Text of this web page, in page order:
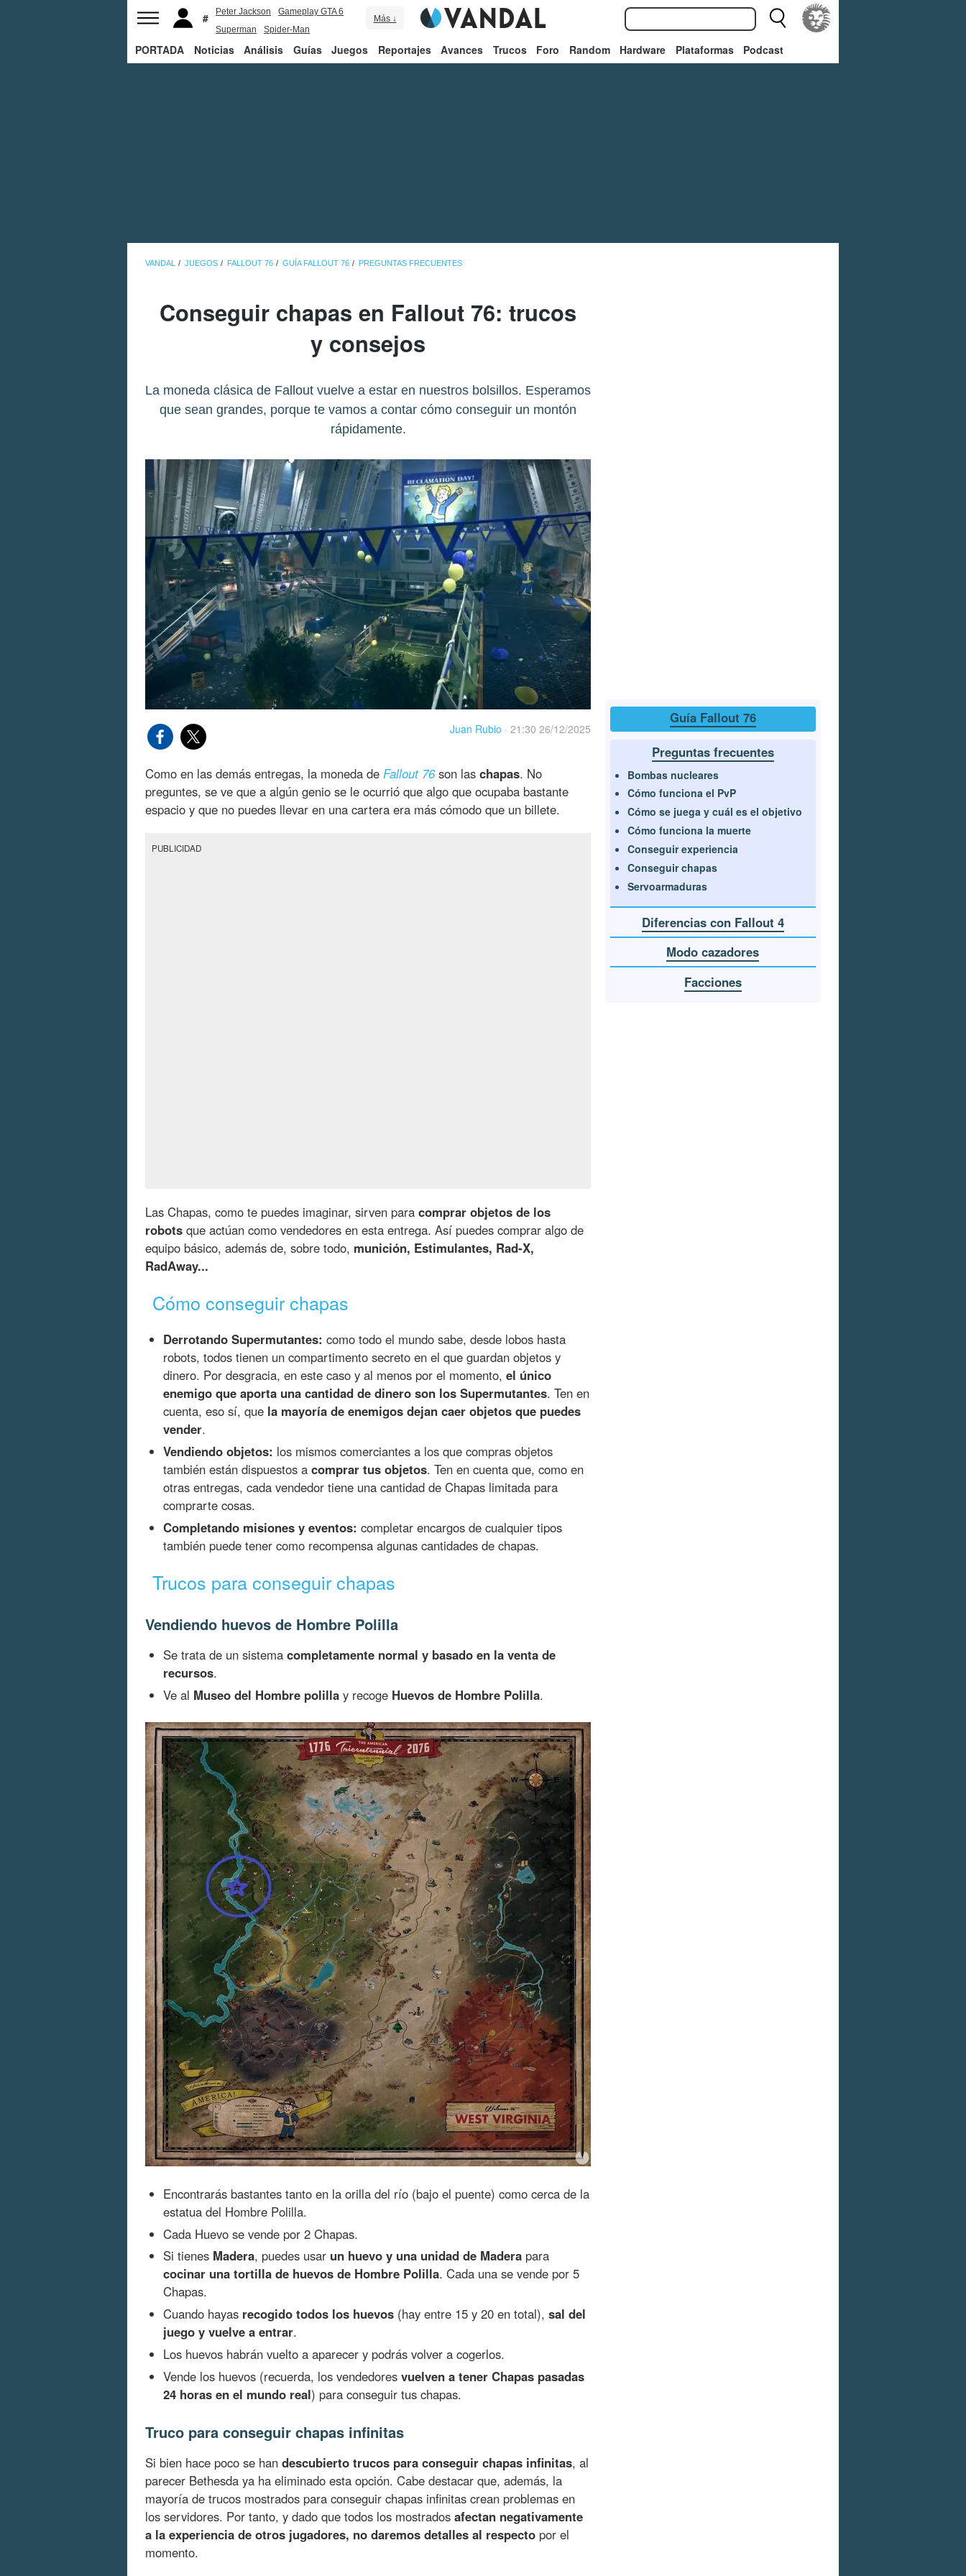
Peter Jackson
Gameplay GTA 6
Superman
Spider-Man
Más ↓
PORTADA Noticias Análisis Guías Juegos Reportajes Avances Trucos Foro Random Hardware Plataformas Podcast
VANDAL JUEGOS FALLOUT 76 GUÍA FALLOUT 76 PREGUNTAS FRECUENTES
Conseguir chapas en Fallout 76: trucos
y consejos
La moneda clásica de Fallout vuelve a estar en nuestros bolsillos. Esperamos
que sean grandes, porque te vamos a contar cómo conseguir un montón
rápidamente.
Juan Rubio · 21:30 26/12/2025
Como en las demás entregas, la moneda de Fallout 76son las chapas. No
preguntes, se ve que a algún genio se le ocurrió que algo que ocupaba bastante
espacio y que no puedes llevar en una cartera era más cómodo que un billete.
PUBLICIDAD
Las Chapas, como te puedes imaginar, sirven para comprar objetos de los
robots que actúan como vendedores en esta entrega. Así puedes comprar algo de
equipo básico, además de, sobre todo, munición, Estimulantes, Rad-X,
RadAway...
Cómo conseguir chapas
Derrotando Supermutantes: como todo el mundo sabe, desde lobos hasta
robots, todos tienen un compartimento secreto en el que guardan objetos y
dinero. Por desgracia, en este caso y al menos por el momento, el único
enemigo que aporta una cantidad de dinero son los Supermutantes. Ten en
cuenta, eso sí, que la mayoría de enemigos dejan caer objetos que puedes
vender.
Vendiendo objetos: los mismos comerciantes a los que compras objetos
también están dispuestos a comprar tus objetos. Ten en cuenta que, como en
otras entregas, cada vendedor tiene una cantidad de Chapas limitada para
comprarte cosas.
Completando misiones y eventos: completar encargos de cualquier tipos
también puede tener como recompensa algunas cantidades de chapas.
Trucos para conseguir chapas
Vendiendo huevos de Hombre Polilla
Se trata de un sistema completamente normal y basado en la venta de
recursos.
Ve al Museo del Hombre polilla y recoge Huevos de Hombre Polilla.
Encontrarás bastantes tanto en la orilla del río (bajo el puente) como cerca de la
estatua del Hombre Polilla.
Cada Huevo se vende por 2 Chapas.
Si tienes Madera, puedes usar un huevo y una unidad de Madera para
cocinar una tortilla de huevos de Hombre Polilla. Cada una se vende por 5
Chapas.
Cuando hayas recogido todos los huevos (hay entre 15 y 20 en total), sal del
juego y vuelve a entrar.
Los huevos habrán vuelto a aparecer y podrás volver a cogerlos.
Vende los huevos (recuerda, los vendedores vuelven a tener Chapas pasadas
24 horas en el mundo real) para conseguir tus chapas.
Truco para conseguir chapas infinitas
Si bien hace poco se han descubierto trucos para conseguir chapas infinitas, al
parecer Bethesda ya ha eliminado esta opción. Cabe destacar que, además, la
mayoría de trucos mostrados para conseguir chapas infinitas crean problemas en
los servidores. Por tanto, y dado que todos los mostrados afectan negativamente
a la experiencia de otros jugadores, no daremos detalles al respecto por el
momento.
Guía Fallout 76
Preguntas frecuentes
Bombas nucleares
Cómo funciona el PvP
Cómo se juega y cuál es el objetivo
Cómo funciona la muerte
Conseguir experiencia
Conseguir chapas
Servoarmaduras
Diferencias con Fallout 4
Modo cazadores
Facciones